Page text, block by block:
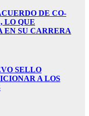
DE CO-
LO QUE
EN SU CARRERA
SELLO
A LOS